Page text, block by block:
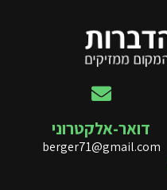
דואר-אלקטרוני
berger71@gmail.com